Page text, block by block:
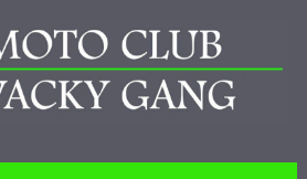
Salta al contenuto